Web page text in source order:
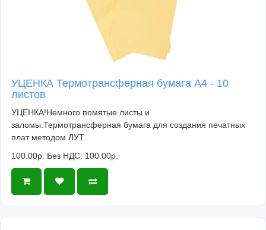
УЦЕНКА Термотрансферная бумага А4 - 10
листов
УЦЕНКА!Немного помятые листы и
заломы.Термотрансферная бумага для создания печатных
плат методом ЛУТ..
100.00р. Без НДС: 100.00р.